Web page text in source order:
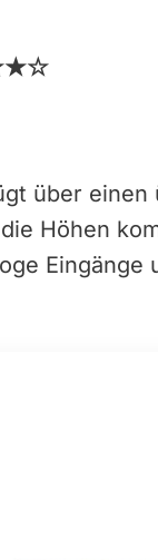
über
Höhen